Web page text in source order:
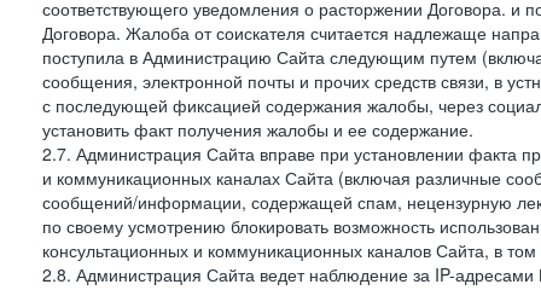
соответствующего уведомления о расторжении Договора. и
Договора. Жалоба от соискателя считается надлежаще
поступила в Администрацию Сайта следующим путем
сообщения, электронной почты и прочих средств связи, в
с последующей фиксацией содержания жалобы, через
установить факт получения жалобы и ее содержание.
2.7. Администрация Сайта вправе при установлении факта
и коммуникационных каналах Сайта (включая различные
сообщений/информации, содержащей спам, нецензурную
по своему усмотрению блокировать возможность
консультационных и коммуникационных каналов Сайта, в
2.8. Администрация Сайта ведет наблюдение за IP-